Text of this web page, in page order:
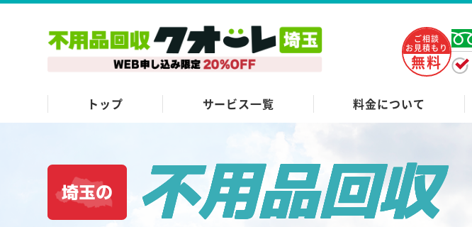
ご相談
お見積もり
無料
トップ サービス一覧 料金について
埼玉の
不用品回収